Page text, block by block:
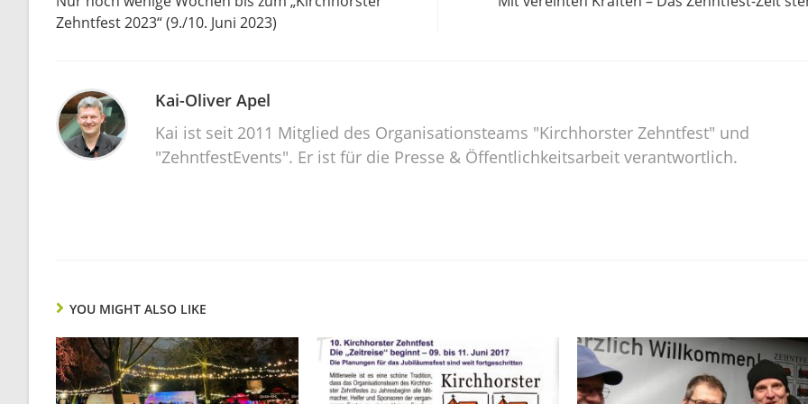
Zehntfest 2023“ (9./10. Juni 2023)
Kai-Oliver Apel
Kai ist seit 2011 Mitglied des Organisationsteams "Kirchhorster Zehntfest" und
"ZehntfestEvents". Er ist für die Presse & Öffentlichkeitsarbeit verantwortlich.
YOU MIGHT ALSO LIKE